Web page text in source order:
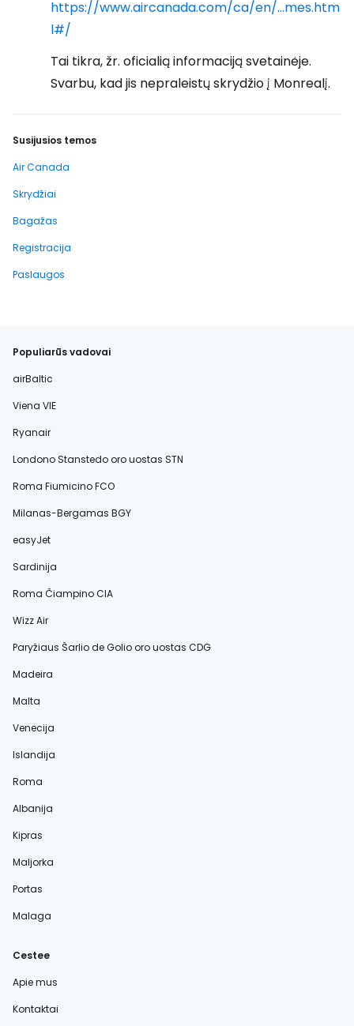
https://www.aircanada.com/ca/en/...mes.htm
l#/
Tai tikra, žr. oficialią informaciją svetainėje.
Svarbu, kad jis nepraleistų skrydžio į Monrealį.
Susijusios temos
Air Canada
Skrydžiai
Bagažas
Registracija
Paslaugos
Populiarūs vadovai
airBaltic
Viena VIE
Ryanair
Londono Stanstedo oro uostas STN
Roma Fiumicino FCO
Milanas-Bergamas BGY
easyJet
Sardinija
Roma Čiampino CIA
Wizz Air
Paryžiaus Šarlio de Golio oro uostas CDG
Madeira
Malta
Venecija
Islandija
Roma
Albanija
Kipras
Maljorka
Portas
Malaga
Cestee
Apie mus
Kontaktai